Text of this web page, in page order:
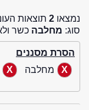
נמצאו 2 תוצאות
סוג: מחלבה כשר
הסרת מסננים
מחלבה